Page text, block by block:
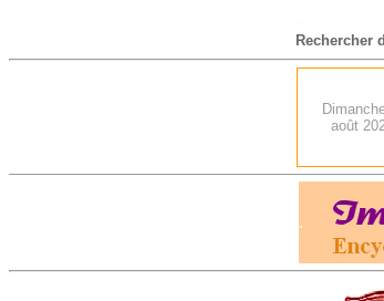
-
Rechercher
août
.